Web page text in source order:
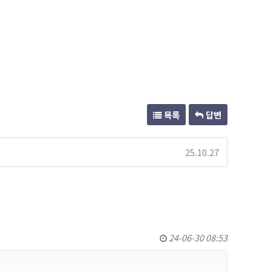
목록 답변
25.10.27
24-06-30 08:53